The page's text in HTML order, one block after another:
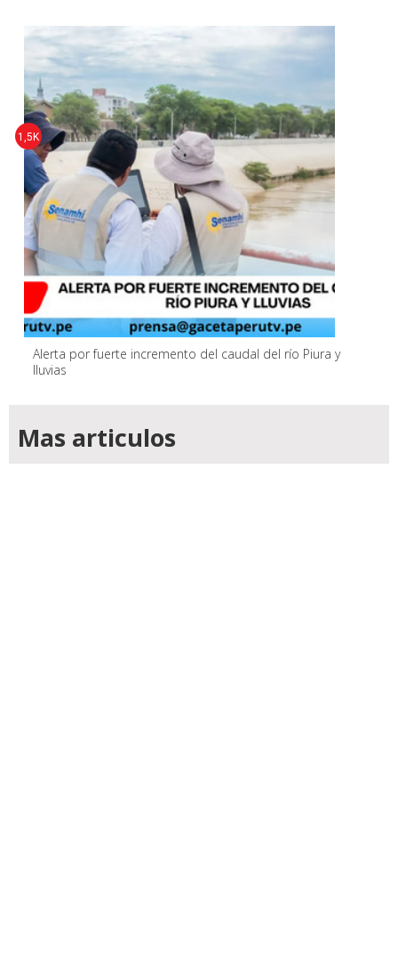
Alerta por fuerte incremento del caudal del río Piura y
lluvias
1,5K
Mas articulos